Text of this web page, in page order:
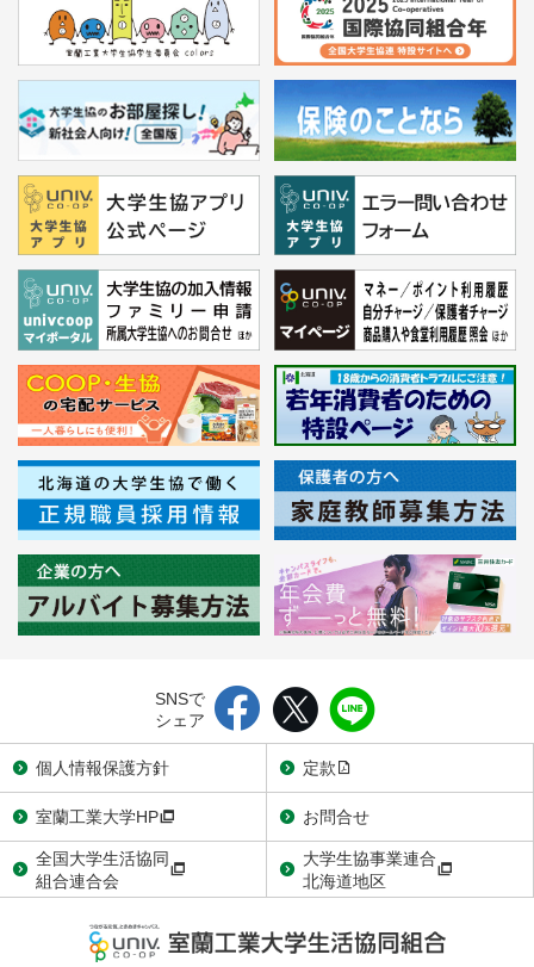
SNSで
シェア
個人情報保護方針
定款
室蘭工業大学HP
お問合せ
全国大学生活協同
組合連合会
大学生協事業連合
北海道地区